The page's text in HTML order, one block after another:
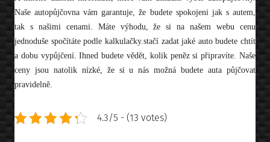
Naše autopůjčovna vám garantuje, že budete spokojeni jak s autem,
tak s našimi cenami. Máte výhodu, že si na našem webu cenu
jednoduše spočítáte podle kalkulačky.stačí zadat jaké auto budete chtít
a dobu vypůjčení. Ihned budete vědět, kolik peněz si připravíte. Naše
ceny jsou natolik nízké, že si u nás možná budete auta půjčovat
pravidelně.
4.3/5 - (13 votes)